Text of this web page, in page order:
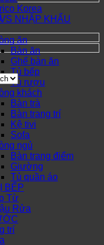
Korea
NHẬP KHẨU
ăn
Bàn ăn
Ghế bàn ăn
Tủ bếp
Tủ rượu
khách
Bàn trà
Bàn trang trí
Kệ tivi
Sofa
ngủ
Bàn trang điểm
Giường
Tủ quần áo
BẾP
Từ
Rửa
trí